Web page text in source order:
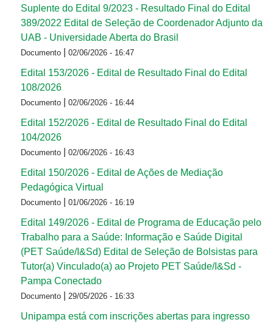
Suplente do Edital 9/2023 - Resultado Final do Edital
389/2022 Edital de Seleção de Coordenador Adjunto da
UAB - Universidade Aberta do Brasil
Documento 02/06/2026 - 16:47
Edital 153/2026 - Edital de Resultado Final do Edital
108/2026
Documento 02/06/2026 - 16:44
Edital 152/2026 - Edital de Resultado Final do Edital
104/2026
Documento 02/06/2026 - 16:43
Edital 150/2026 - Edital de Ações de Mediação
Pedagógica Virtual
Documento 01/06/2026 - 16:19
Edital 149/2026 - Edital de Programa de Educação pelo
Trabalho para a Saúde: Informação e Saúde Digital
(PET Saúde/I&Sd) Edital de Seleção de Bolsistas para
Tutor(a) Vinculado(a) ao Projeto PET Saúde/I&Sd -
Pampa Conectado
Documento 29/05/2026 - 16:33
Unipampa está com inscrições abertas para ingresso